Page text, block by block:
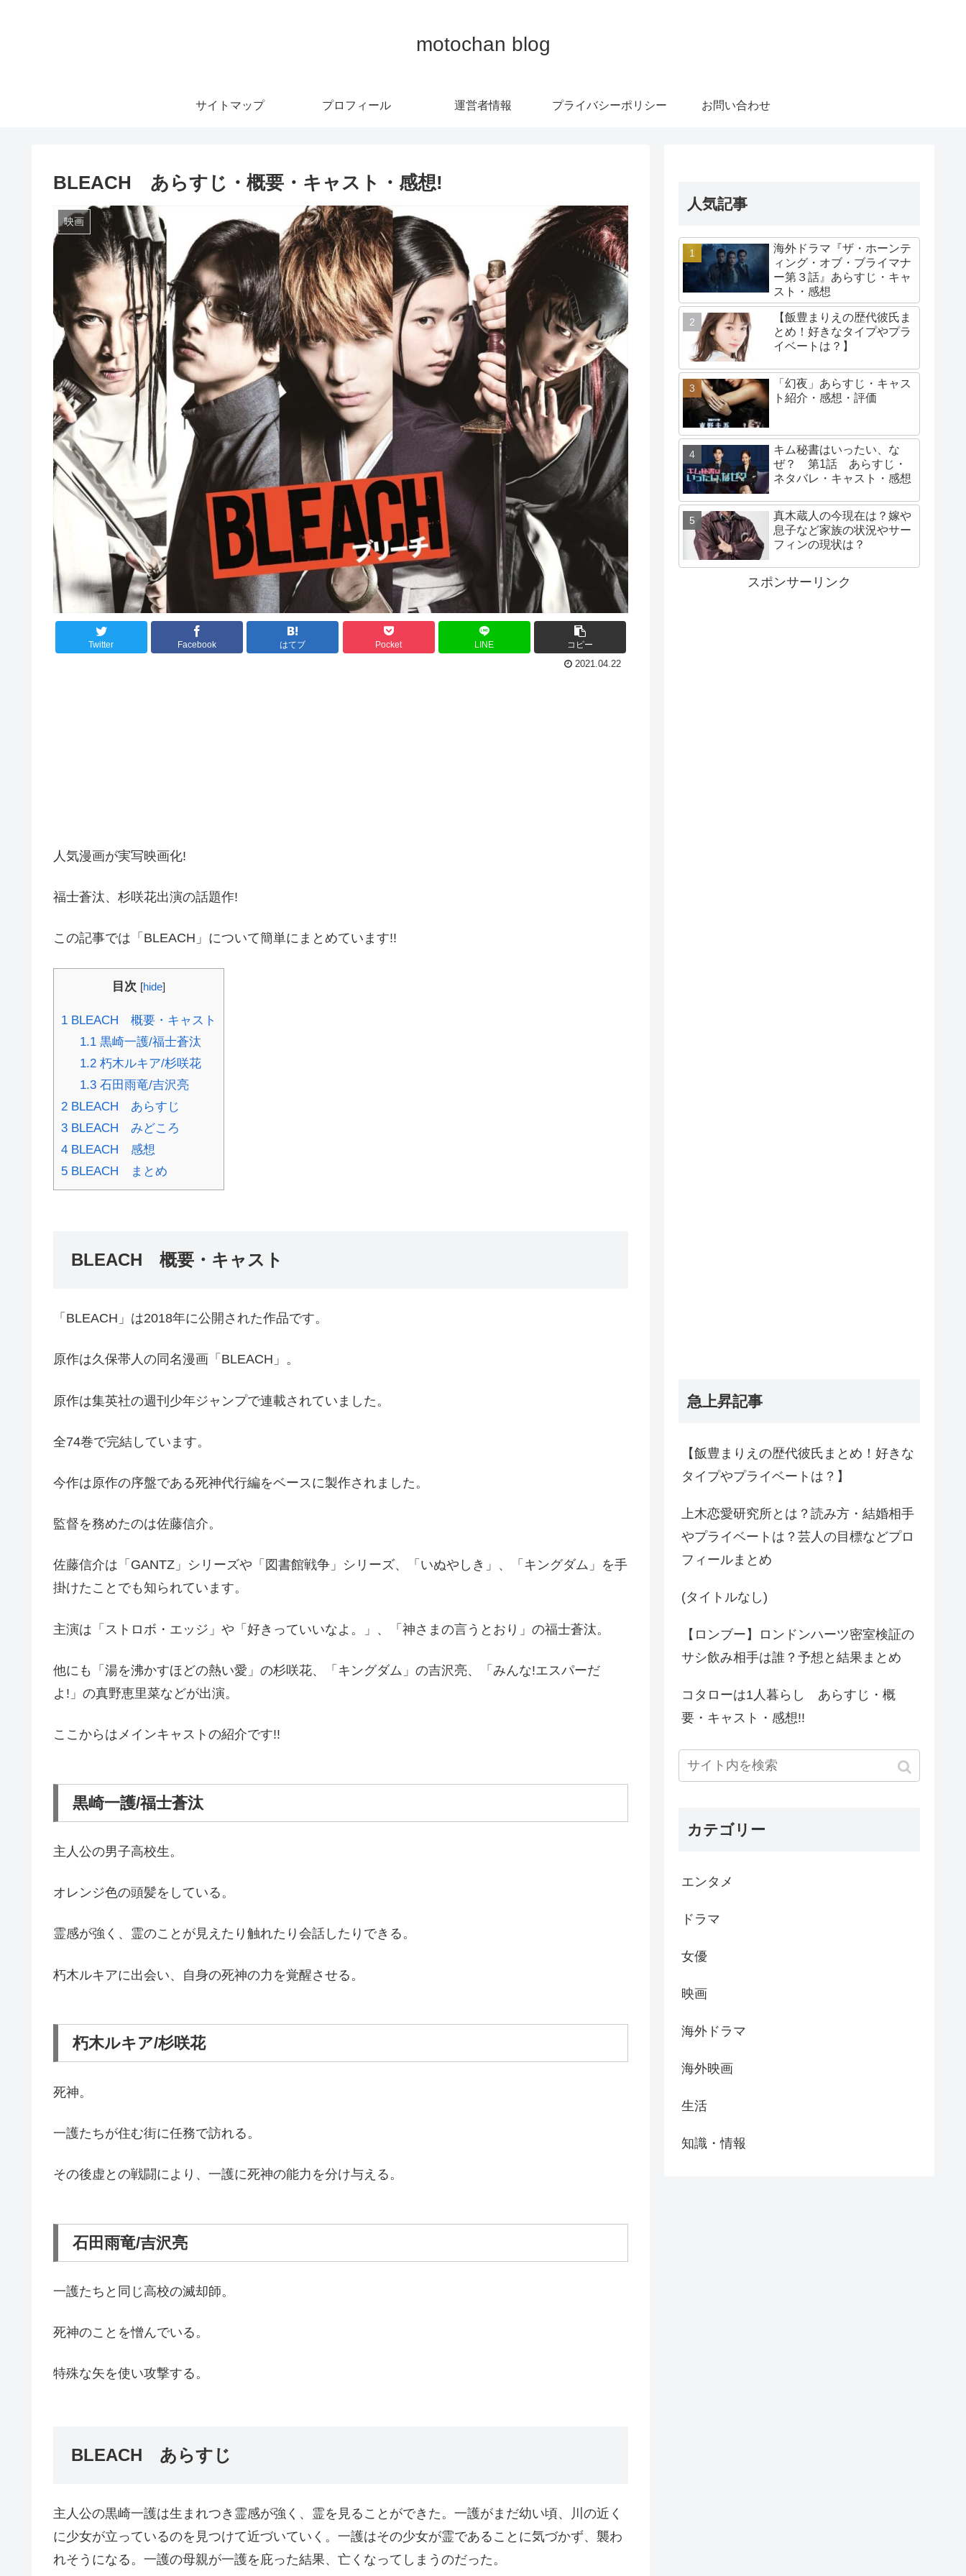
motochan blog
サイトマップ プロフィール 運営者情報 プライバシーポリシー お問い合わせ
BLEACH あらすじ・概要・キャスト・感想!
映画
Twitter Facebook はてブ Pocket LINE
コピー
2021.04.22
人気漫画が実写映画化!
福士蒼汰、杉咲花出演の話題作!
この記事では「BLEACH」について簡単にまとめています!!
目次 [hide]
1 BLEACH 概要・キャスト
1.1黒崎一護/福士蒼汰
1.2朽木ルキア/杉咲花
1.3石田雨竜/吉沢亮
2 BLEACH あらすじ
3 BLEACH みどころ
4 BLEACH 感想
5 BLEACH まとめ
BLEACH 概要・キャスト
「BLEACH」は2018年に公開された作品です。
原作は久保帯人の同名漫画「BLEACH」。
原作は集英社の週刊少年ジャンプで連載されていました。
全74巻で完結しています。
今作は原作の序盤である死神代行編をベースに製作されました。
監督を務めたのは佐藤信介。
佐藤信介は「GANTZ」シリーズや「図書館戦争」シリーズ、「いぬやしき」、「キングダム」を手
掛けたことでも知られています。
主演は「ストロボ・エッジ」や「好きっていいなよ。」、「神さまの言うとおり」の福士蒼汰。
他にも「湯を沸かすほどの熱い愛」の杉咲花、「キングダム」の吉沢亮、「みんな!エスパーだ
よ!」の真野恵里菜などが出演。
ここからはメインキャストの紹介です!!
黒崎一護/福士蒼汰
主人公の男子高校生。
オレンジ色の頭髪をしている。
霊感が強く、霊のことが見えたり触れたり会話したりできる。
朽木ルキアに出会い、自身の死神の力を覚醒させる。
朽木ルキア/杉咲花
死神。
一護たちが住む街に任務で訪れる。
その後虚との戦闘により、一護に死神の能力を分け与える。
石田雨竜/吉沢亮
一護たちと同じ高校の滅却師。
死神のことを憎んでいる。
特殊な矢を使い攻撃する。
BLEACH あらすじ
主人公の黒崎一護は生まれつき霊感が強く、霊を見ることができた。一護がまだ幼い頃、川の近く
に少女が立っているのを見つけて近づいていく。一護はその少女が霊であることに気づかず、襲わ
れそうになる。一護の母親が一護を庇った結果、亡くなってしまうのだった。
人気記事
海外ドラマ『ザ・ホーンテ
ィング・オブ・ブライマナ
ー第３話』あらすじ・キャ
スト・感想
【飯豊まりえの歴代彼氏ま
とめ！好きなタイプやプラ
イベートは？】
「幻夜」あらすじ・キャス
ト紹介・感想・評価
キム秘書はいったい、な
ぜ？ 第1話 あらすじ・
ネタバレ・キャスト・感想
真木蔵人の今現在は？嫁や
息子など家族の状況やサー
フィンの現状は？
スポンサーリンク
急上昇記事
【飯豊まりえの歴代彼氏まとめ！好きな
タイプやプライベートは？】
上木恋愛研究所とは？読み方・結婚相手
やプライベートは？芸人の目標などプロ
フィールまとめ
(タイトルなし)
【ロンブー】ロンドンハーツ密室検証の
サシ飲み相手は誰？予想と結果まとめ
コタローは1人暮らし あらすじ・概
要・キャスト・感想!!
カテゴリー
エンタメ
ドラマ
女優
映画
海外ドラマ
海外映画
生活
知識・情報